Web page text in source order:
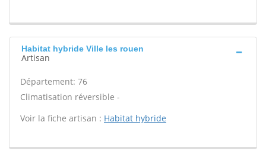
Habitat hybride Ville les rouen
Artisan
Département: 76
Climatisation réversible -
Voir la fiche artisan : Habitat hybride